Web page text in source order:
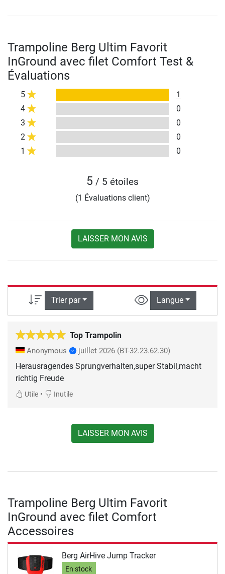
Trampoline Berg Ultim Favorit
InGround avec filet Comfort Test &
Évaluations
5
1
4
0
3
0
2
0
1
0
5 / 5 étoiles
(1 Évaluations client)
LAISSER MON AVIS
Trier par Langue
Top Trampolin
Anonymous juillet 2026 (BT-32.23.62.30)
Herausragendes Sprungverhalten,super Stabil,macht
richtig Freude
Utile • Inutile
LAISSER MON AVIS
Trampoline Berg Ultim Favorit
InGround avec filet Comfort
Accessoires
Berg AirHive Jump Tracker
En stock